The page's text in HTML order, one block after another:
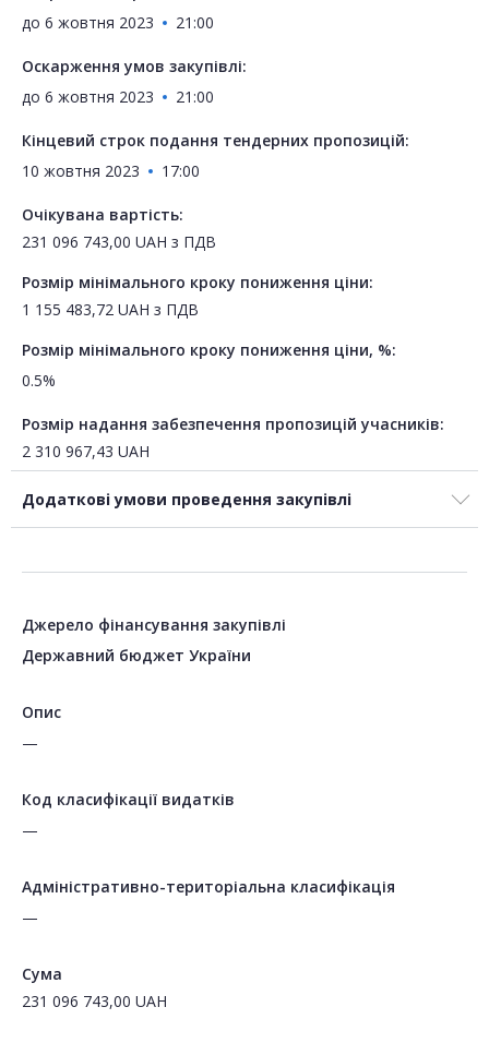
до 6 жовтня 2023 21:00
Оскарження умов закупівлі:
до 6 жовтня 2023 21:00
Кінцевий строк подання тендерних пропозицій:
10 жовтня 2023
17:00
Очікувана вартість:
231 096 743,00 UAH з ПДВ
Розмір мінімального кроку пониження ціни:
1 155 483,72 UAH з ПДВ
Розмір мінімального кроку пониження ціни, %:
0.5%
Розмір надання забезпечення пропозицій учасників:
2 310 967,43 UAH
Додаткові умови проведення закупівлі
Джерело фінансування закупівлі
Державний бюджет України
Опис
—
Код класифікації видатків
—
Адміністративно-територіальна класифікація
—
Сума
231 096 743,00 UAH